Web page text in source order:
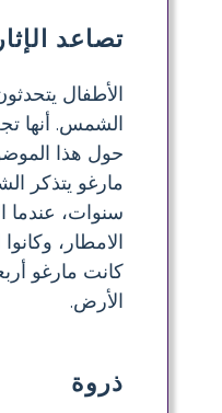
تصاعد
الأطفال
الشمس. أنها
حول هذا
مارغو يتذكر
سنوات، عندما
الامطار،
كانت مارغو
الأرض.
ذروة